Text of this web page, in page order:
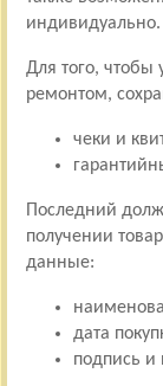
индивидуально.
Для того, чтобы
ремонтом,
чеки и
Последний
получении
данные:
дата
подпись и